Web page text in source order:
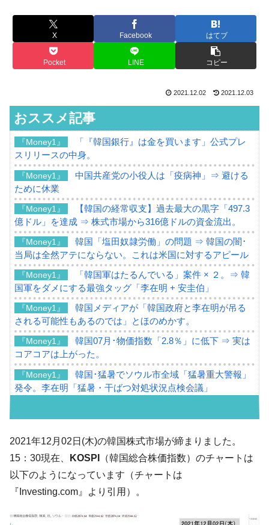
X Facebook はてブ
Pocket LINE コピー
2021.12.02 2021.12.03
おススメ記事
『Money1』
「『韓国銀行』は金を買います」公式プレ
スリリースの中身。
『Money1』
中国共産党の小役人は「疫病神」⇒ 避ける
ために休業
『Money1』
【韓国の経常収支】過去最大の黒字「497.3
億ドル」を達成 ⇒ 株式市場から316億ドルの資金流出。
『Money1』
韓国「塩田奴隷労働」の問題 ⇒ 韓国の闇･
当局は全然アテにならない。これは米国に対するアピール
『Money1』
「韓国軍はたるんでいる」案件 × ２。⇒ 韓
国軍をダメにする最強タッグ「李在明 + 安圭伯」
『Money1』
韓国メディアが「韓国政府と李在明が吊る
される可能性もあるのでは」とほのめかす。
『Money1』
韓国07月･物価指数「2.8％」に低下 ⇒ 実は
コアコアは上がった。
『Money1』
韓国･猛暑でソウル市全域「猛暑重大警報」
発令。李在明「猛暑・干ばつ対処状況点検会議」
07月販売台数は去年のほぼ半分「71台」しか売れなかっ
た。『起亜』は9台だけ
『Money1』
韓国「信用赦免を何回やっても、何回やっ
落！
韓国K9専用砲弾･装薬自動供給装甲車両･珍
兵器「K10」が改良に乗り出す。
2021年12月02日(木)の韓国株式市場が締まりました。
15：30現在、
KOSPI
（韓国総合株価指数）のチャートは
以下のようになっています（チャートは
『Investing.com』より引用）。